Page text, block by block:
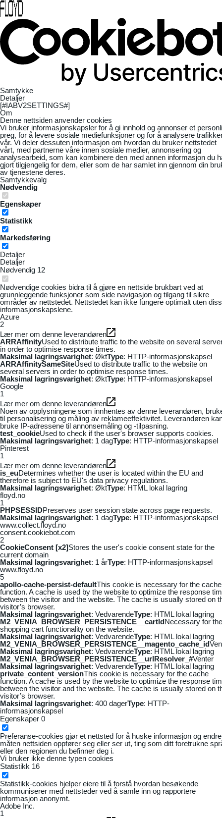
Samtykke
Detaljer
[#IABV2SETTINGS#]
Om
Denne nettsiden anvender cookies
Vi bruker informasjonskapsler for å gi innhold og annonser et
preg, for å levere sosiale mediefunksjoner og for å analysere
vår. Vi deler dessuten informasjon om hvordan du bruker nettstedet
vårt, med partnerne våre innen sosiale medier, annonsering og
analysearbeid, som kan kombinere den med annen informasjon du
gjort tilgjengelig for dem, eller som de har samlet inn gjennom din
av tjenestene deres.
Samtykkevalg
Nødvendig
Egenskaper
Statistikk
Markedsføring
Detaljer
Detaljer
Nødvendig 12
Nødvendige cookies bidra til å gjøre en nettside brukbart ved at
grunnleggende funksjoner som side navigasjon og tilgang til sikre
områder av nettstedet. Nettstedet kan ikke fungere optimalt uten
informasjonskapslene.
Azure
2
Lær mer om denne leverandøren
ARRAffinityUsed to distribute traffic to the website on several
in order to optimise response times.
Maksimal lagringsvarighet: ØktType: HTTP-informasjonskapsel
ARRAffinitySameSiteUsed to distribute traffic to the website on
several servers in order to optimise response times.
Maksimal lagringsvarighet: ØktType: HTTP-informasjonskapsel
Google
1
Lær mer om denne leverandøren
Noen av opplysningene som innhentes av denne leverandøren,
til personalisering og måling av reklameeffektivitet. Leverandøren
bruke IP-adressene til annonsemåling og -tilpasning.
test_cookieUsed to check if the user's browser supports cookies.
Maksimal lagringsvarighet: 1 dagType: HTTP-informasjonskapsel
Pinterest
1
Lær mer om denne leverandøren
is_euDetermines whether the user is located within the EU and
therefore is subject to EU's data privacy regulations.
Maksimal lagringsvarighet: ØktType: HTML lokal lagring
floyd.no
1
PHPSESSIDPreserves user session state across page requests.
Maksimal lagringsvarighet: 1 dagType: HTTP-informasjonskapsel
www.collect.floyd.no
consent.cookiebot.com
2
CookieConsent [x2]Stores the user's cookie consent state for the
current domain
Maksimal lagringsvarighet: 1 årType: HTTP-informasjonskapsel
www.floyd.no
5
apollo-cache-persist-defaultThis cookie is necessary for the cache
function. A cache is used by the website to optimize the response
between the visitor and the website. The cache is usually stored on
visitor’s browser.
Maksimal lagringsvarighet: VedvarendeType: HTML lokal lagring
M2_VENIA_BROWSER_PERSISTENCE__cartIdNecessary for the
shopping cart functionality on the website.
Maksimal lagringsvarighet: VedvarendeType: HTML lokal lagring
M2_VENIA_BROWSER_PERSISTENCE__magento_cache_id
Maksimal lagringsvarighet: VedvarendeType: HTML lokal lagring
M2_VENIA_BROWSER_PERSISTENCE__urlResolver_#Venter
Maksimal lagringsvarighet: VedvarendeType: HTML lokal lagring
private_content_versionThis cookie is necessary for the cache
function. A cache is used by the website to optimize the response
between the visitor and the website. The cache is usually stored on
visitor’s browser.
Maksimal lagringsvarighet: 400 dagerType: HTTP-
informasjonskapsel
Egenskaper 0
Preferanse-cookies gjør et nettsted for å huske informasjon og
måten nettsiden oppfører seg eller ser ut, ting som ditt foretrukne
eller den regionen du befinner deg i.
Vi bruker ikke denne typen cookies
Statistikk 16
Statistikk-cookies hjelper eiere til å forstå hvordan besøkende
kommuniserer med nettsteder ved å samle inn og rapportere
informasjon anonymt.
Adobe Inc.
1